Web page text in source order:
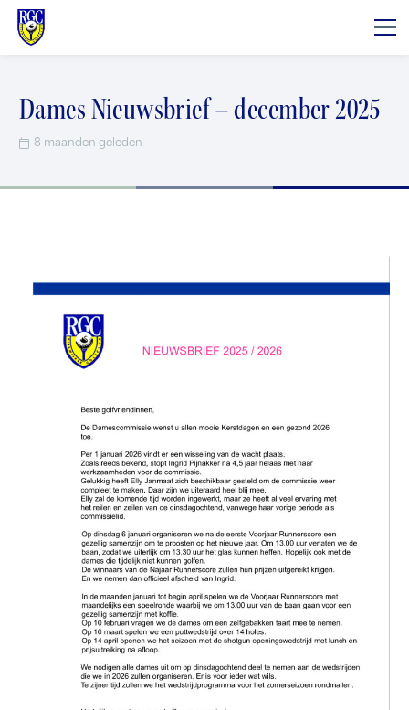
Dames Nieuwsbrief – december 2025
8 maanden geleden